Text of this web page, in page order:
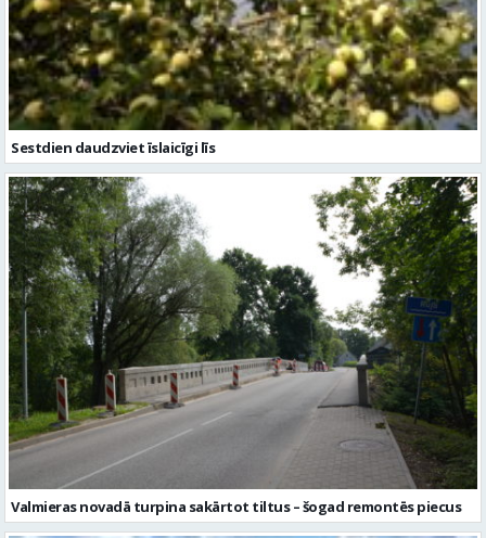
Sestdien daudzviet īslaicīgi līs
Valmieras novadā turpina sakārtot tiltus – šogad remontēs piecus